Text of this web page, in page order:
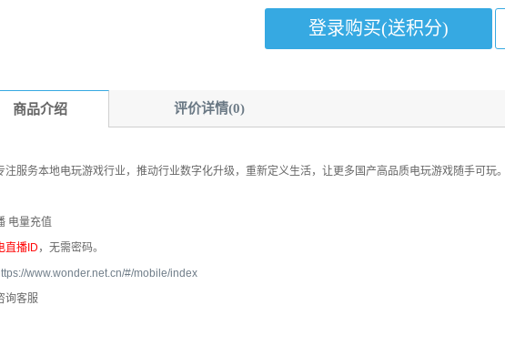
商品介绍 评价详情(0)
注服务本地电玩游戏行业，推动行业数字化升级，重新定义生活，让更多国产高品质电玩游戏随手可玩。
电量充值
直播ID ，无需密码。
www.wonder.net.cn/#/mobile/index
询客服